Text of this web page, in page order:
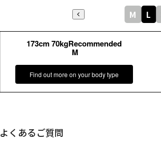
よくあるご質問
173cm 70kgRecommended
M
Find out more on your body type
M L